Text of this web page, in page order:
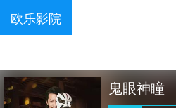
欧乐影院
鬼眼神瞳